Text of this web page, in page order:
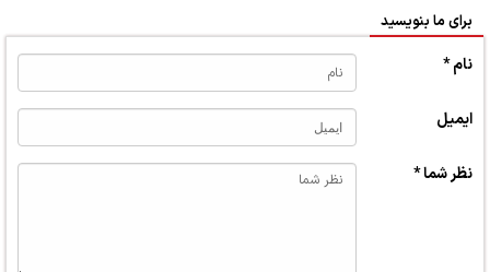
برای ما بنویسید
نام *
ایمیل
نظر شما *